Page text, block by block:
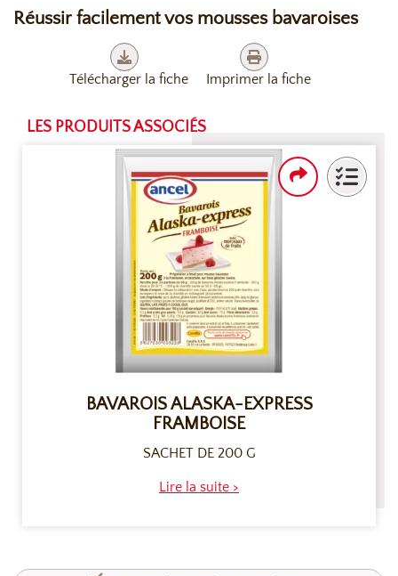
Réussir facilement vos mousses bavaroises
Télécharger la fiche Imprimer la fiche
LES PRODUITS ASSOCIÉS
BAVAROIS ALASKA-EXPRESS
FRAMBOISE
SACHET DE 200 G
Lire la suite >